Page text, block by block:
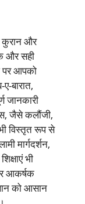
कुरान और
और सही
पर आपको
बारात,
जानकारी
जैसे कलौंजी,
विस्तृत रूप से
मार्गदर्शन,
भी
आकर्षक
को आसान